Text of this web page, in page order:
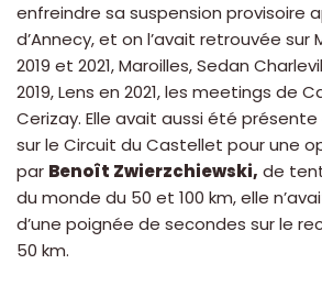
enfreindre sa suspension provisoire
d’Annecy, et on l’avait retrouvée sur
2019 et 2021, Maroilles, Sedan
2019, Lens en 2021, les meetings de
Cerizay. Elle avait aussi été présente
sur le Circuit du Castellet pour une
par Benoît Zwierzchiewski, de
du monde du 50 et 100 km, elle
d’une poignée de secondes sur le
50 km.